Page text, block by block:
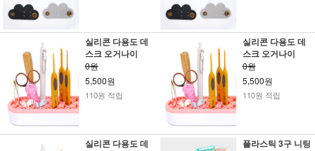
실리콘 다용도 데
스크 오거나이
0원
5,500원
110원 적립
실리콘 다용도 데
스크 오거나이
0원
5,500원
110원 적립
실리콘 다용도 데
플라스틱 3구 니팅